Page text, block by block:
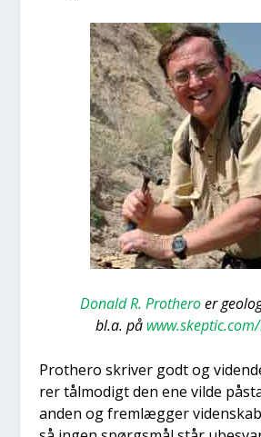
Donald R. Pro­t­heroer
bl.a. på
Pro­t­hero skri­ver godt og
rer tål­mo­digt den ene vil­de
anden og frem­læg­ger